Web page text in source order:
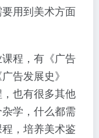
用到美术方面
程，有《广告
告发展史》
也有很多其他
学，什么都需
，培养美术鉴